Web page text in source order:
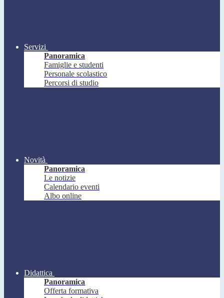
Servizi
Panoramica
Famiglie e studenti
Personale scolastico
Percorsi di studio
Novità
Panoramica
Le notizie
Calendario eventi
Albo online
Didattica
Panoramica
Offerta formativa